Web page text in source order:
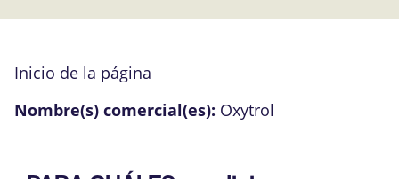
Inicio de la página
Nombre(s) comercial(es): Oxytrol